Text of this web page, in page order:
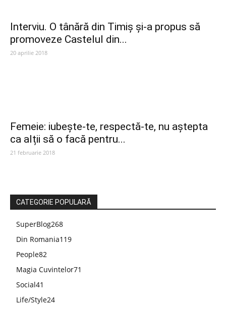
Interviu. O tânără din Timiș și-a propus să
promoveze Castelul din...
20 aprilie 2018
Femeie: iubește-te, respectă-te, nu aștepta
ca alții să o facă pentru...
21 februarie 2018
CATEGORIE POPULARĂ
SuperBlog268
Din Romania119
People82
Magia Cuvintelor71
Social41
Life/Style24